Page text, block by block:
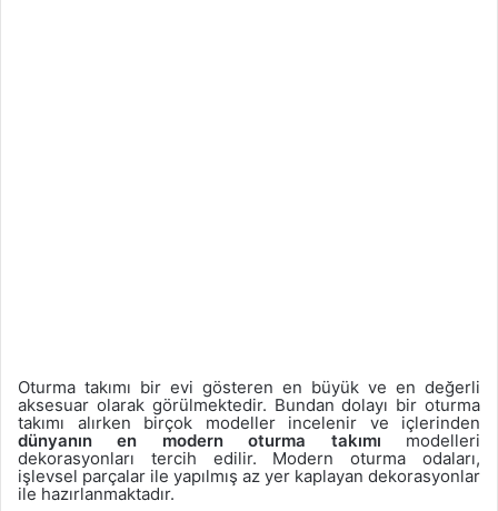
Oturma takımı bir evi gösteren en büyük ve en değerli
aksesuar olarak görülmektedir. Bundan dolayı bir oturma
takımı alırken birçok modeller incelenir ve içlerinden
dünyanın en modern oturma takımı modelleri
dekorasyonları tercih edilir. Modern oturma odaları,
işlevsel parçalar ile yapılmış az yer kaplayan dekorasyonlar
ile hazırlanmaktadır.